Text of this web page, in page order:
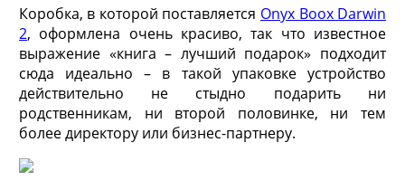
Коробка, в которой поставляется Onyx Boox Darwin
2, оформлена очень красиво, так что известное
выражение «книга – лучший подарок» подходит
сюда идеально – в такой упаковке устройство
действительно не стыдно подарить ни
родственникам, ни второй половинке, ни тем
более директору или бизнес-партнеру.